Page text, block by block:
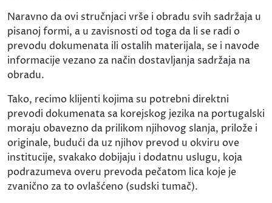
Naravno da ovi stručnjaci vrše i obradu svih sadržaja u
pisanoj formi, a u zavisnosti od toga da li se radi o
prevodu dokumenata ili ostalih materijala, se i navode
informacije vezano za način dostavljanja sadržaja na
obradu.
Tako, recimo klijenti kojima su potrebni direktni
prevodi dokumenata sa korejskog jezika na portugalski
moraju obavezno da prilikom njihovog slanja, prilože i
originale, budući da uz njihov prevod u okviru ove
institucije, svakako dobijaju i dodatnu uslugu, koja
podrazumeva overu prevoda pečatom lica koje je
zvanično za to ovlašćeno (sudski tumač).